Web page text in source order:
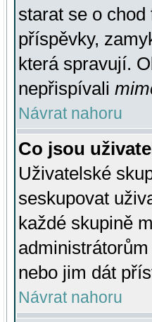
starat se o
příspěvky,
která spravují.
nepřispívali
Návrat nahoru
Co jsou
Uživatelské
seskupovat
každé skupině
nebo jim dát
Návrat nahoru